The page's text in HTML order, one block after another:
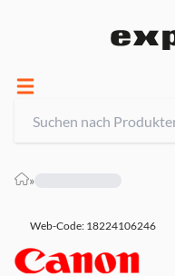
»
Web-Code: 18224106246